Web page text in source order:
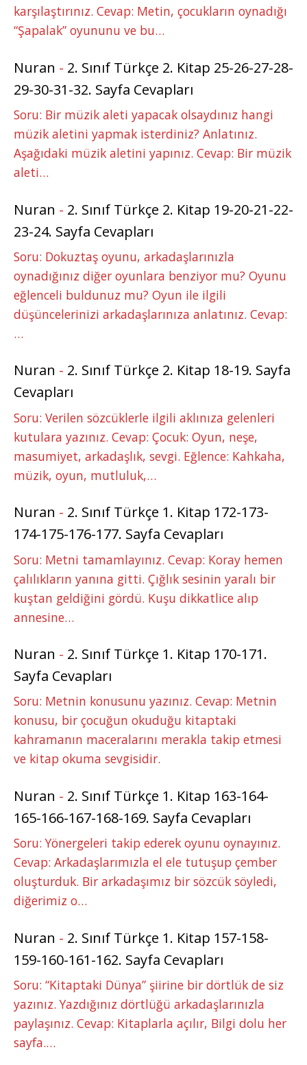
karşılaştırınız. Cevap: Metin, çocukların oynadığı
“Şapalak” oyununu ve bu…
Nuran - 2. Sınıf Türkçe 2. Kitap 25-26-27-28-
29-30-31-32. Sayfa Cevapları
Soru: Bir müzik aleti yapacak olsaydınız hangi
müzik aletini yapmak isterdiniz? Anlatınız.
Aşağıdaki müzik aletini yapınız. Cevap: Bir müzik
aleti…
Nuran - 2. Sınıf Türkçe 2. Kitap 19-20-21-22-
23-24. Sayfa Cevapları
Soru: Dokuztaş oyunu, arkadaşlarınızla
oynadığınız diğer oyunlara benziyor mu? Oyunu
eğlenceli buldunuz mu? Oyun ile ilgili
düşüncelerinizi arkadaşlarınıza anlatınız. Cevap:
…
Nuran - 2. Sınıf Türkçe 2. Kitap 18-19. Sayfa
Cevapları
Soru: Verilen sözcüklerle ilgili aklınıza gelenleri
kutulara yazınız. Cevap: Çocuk: Oyun, neşe,
masumiyet, arkadaşlık, sevgi. Eğlence: Kahkaha,
müzik, oyun, mutluluk,…
Nuran - 2. Sınıf Türkçe 1. Kitap 172-173-
174-175-176-177. Sayfa Cevapları
Soru: Metni tamamlayınız. Cevap: Koray hemen
çalılıkların yanına gitti. Çığlık sesinin yaralı bir
kuştan geldiğini gördü. Kuşu dikkatlice alıp
annesine…
Nuran - 2. Sınıf Türkçe 1. Kitap 170-171.
Sayfa Cevapları
Soru: Metnin konusunu yazınız. Cevap: Metnin
konusu, bir çocuğun okuduğu kitaptaki
kahramanın maceralarını merakla takip etmesi
ve kitap okuma sevgisidir.
Nuran - 2. Sınıf Türkçe 1. Kitap 163-164-
165-166-167-168-169. Sayfa Cevapları
Soru: Yönergeleri takip ederek oyunu oynayınız.
Cevap: Arkadaşlarımızla el ele tutuşup çember
oluşturduk. Bir arkadaşımız bir sözcük söyledi,
diğerimiz o…
Nuran - 2. Sınıf Türkçe 1. Kitap 157-158-
159-160-161-162. Sayfa Cevapları
Soru: “Kitaptaki Dünya” şiirine bir dörtlük de siz
yazınız. Yazdığınız dörtlüğü arkadaşlarınızla
paylaşınız. Cevap: Kitaplarla açılır, Bilgi dolu her
sayfa.…